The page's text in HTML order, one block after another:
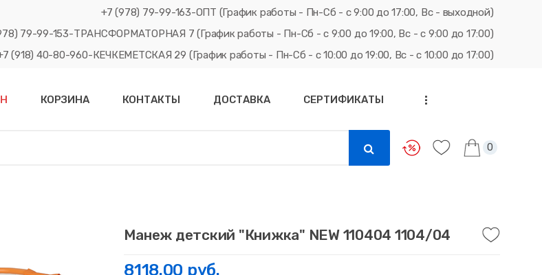
+7 (978) 79-99-163-ОПТ (График работы - Пн-Сб - с 9:00 до 17:00, Вс - выходной)
79-99-153-ТРАНСФОРМАТОРНАЯ 7 (График работы - Пн-Сб - с 9:00 до 19:00, Вс - с 9:00 до 17:00)
(918) 40-80-960-КЕЧКЕМЕТСКАЯ 29 (График работы - Пн-Сб - с 10:00 до 19:00, Вс - с 10:00 до 17:00)
КОРЗИНА КОНТАКТЫ ДОСТАВКА СЕРТИФИКАТЫ ...
0
Манеж детский "Книжка" NEW 110404 1104/04
8118.00 руб.